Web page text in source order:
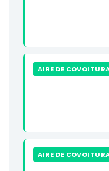
AIRE DE
AIRE DE